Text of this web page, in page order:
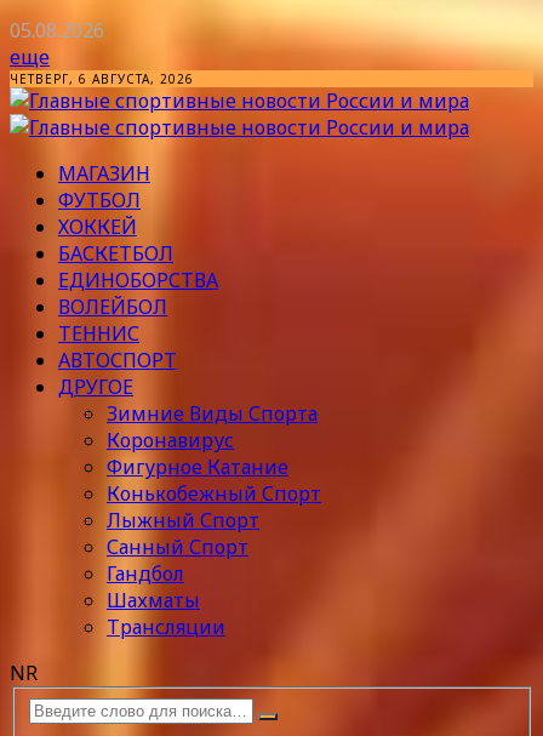
05.08.2026
еще
ЧЕТВЕРГ, 6 АВГУСТА, 2026
МАГАЗИН
ФУТБОЛ
ХОККЕЙ
БАСКЕТБОЛ
ЕДИНОБОРСТВА
ВОЛЕЙБОЛ
ТЕННИС
АВТОСПОРТ
ДРУГОЕ
Зимние Виды Спорта
Коронавирус
Фигурное Катание
Конькобежный Спорт
Лыжный Спорт
Санный Спорт
Гандбол
Шахматы
Трансляции
NR